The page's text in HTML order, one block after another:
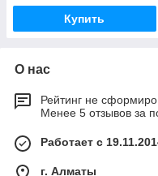
Купить
О нас
Рейтинг не
Менее 5 отзывов за
Работает с
г. Алматы